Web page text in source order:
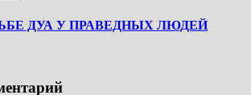
ДУА У ПРАВЕДНЫХ ЛЮДЕЙ